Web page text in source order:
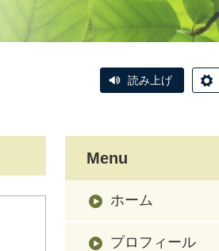
読み上げ
Menu
ホーム
プロフィール